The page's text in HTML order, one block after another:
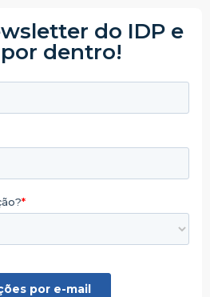
do IDP e
dentro!